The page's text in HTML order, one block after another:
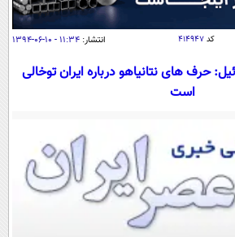
سیاسی
اقتصاد
خودرو
جامعه
اجتماعی
سلامت
یک برش دانایی
محیط زیست
ورزشی
سیاست خارجی
فرهنگ و هنر
فناوری و It
قرآن
کد ۴۱۴۹۴۷ انتشار: ۱۱:۳۴ - ۱۰-۰۶-۱۳۹۴
حرف های نتانیاهو درباره ایران توخالی
است